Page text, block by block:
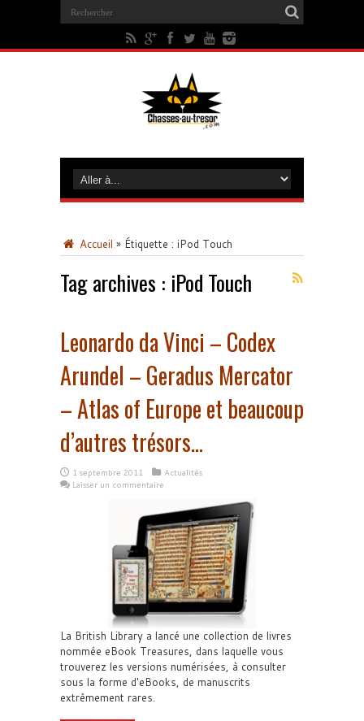
Accueil » Étiquette : iPod Touch
Tag archives : iPod Touch
Leonardo da Vinci – Codex
Arundel – Geradus Mercator
– Atlas of Europe et beaucoup
d’autres trésors…
1 septembre 2011
Actualités
Laisser un commentaire
La British Library a lancé une collection de livres
nommée eBook Treasures, dans laquelle vous
trouverez les versions numérisées, à consulter
sous la forme d'eBooks, de manuscrits
extrêmement rares.